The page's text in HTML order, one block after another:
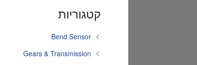
קטגוריות
Bend Sensor
Gears & Transmission